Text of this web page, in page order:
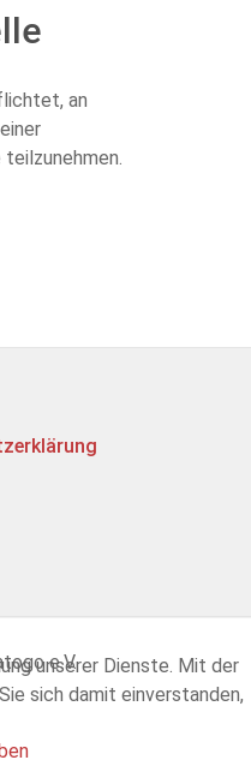
an
e.V.
unserer Dienste. Mit der
sich damit einverstanden,